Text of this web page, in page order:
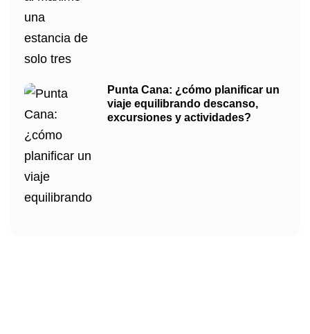
Punta Cana: ¿cómo planificar un
viaje equilibrando descanso,
excursiones y actividades?